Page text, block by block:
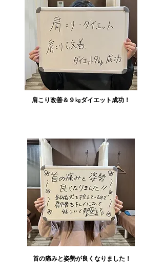
​肩こり改善＆９㎏ダイエット成功！
​首の痛みと姿勢が良くなりました！